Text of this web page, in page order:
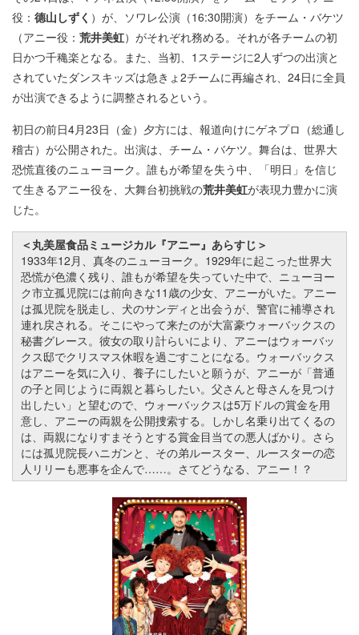
役： 德山しずく ）が、ソワレ公演（16:30開演）をチーム・バケツ
（アニー役： 荒井美虹）がそれぞれ務める。それが各チームの初
日かつ千穐楽となる。また、当初、1ステージに2人ずつの出演と
されていたダンスキッズは急きょ2チームに再編され、24日に全員
が出演できるように調整されるという。
初日の前日4月23日（金）夕方には、報道向けにゲネプロ（総通し
稽古）が公開された。出演は、チーム・バケツ。舞台は、世界大
恐慌直後のニューヨーク。誰もが希望を失う中、「明日」を信じ
て生きるアニー役を、大舞台初挑戦の荒井美虹が表現力豊かに演
じた。
＜丸美屋食品ミュージカル『アニー』あらすじ＞
1933年12月、真冬のニューヨーク。1929年に起こった世界大
恐慌が色濃く残り、誰もが希望を失っていた中で、ニューヨー
ク市立孤児院には前向きな11歳の少女、アニーがいた。アニー
は孤児院を脱走し、犬のサンディと出会うが、警官に補導され
連れ戻される。そこにやって来たのが大富豪ウォーバックスの
秘書グレース。彼女の取り計らいにより、アニーはウォーバッ
クス邸でクリスマス休暇を過ごすことになる。ウォーバックス
はアニーを気に入り、養子にしたいと願うが、アニーが「普通
の子と同じように両親と暮らしたい。父さんと母さんを見つけ
出したい」と望むので、ウォーバックスは5万ドルの賞金を用
意し、アニーの両親を公開捜索する。しかし名乗り出てくるの
は、両親になりすまそうとする賞金目当ての悪人ばかり。さら
には孤児院長ハニガンと、その弟ルースター、ルースターの恋
人リリーも悪事を企んで……。さてどうなる、アニー！？